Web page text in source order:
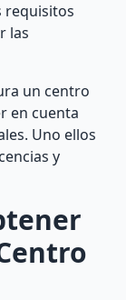
requisitos
las
un centro
en cuenta
Uno ellos
y